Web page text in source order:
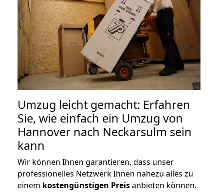
Umzug leicht gemacht: Erfahren
Sie, wie einfach ein Umzug von
Hannover nach Neckarsulm sein
kann
Wir können Ihnen garantieren, dass unser
professionelles Netzwerk Ihnen nahezu alles zu
einem kostengünstigen Preisanbieten können.